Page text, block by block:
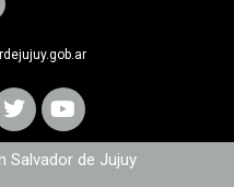
Salvador de Jujuy